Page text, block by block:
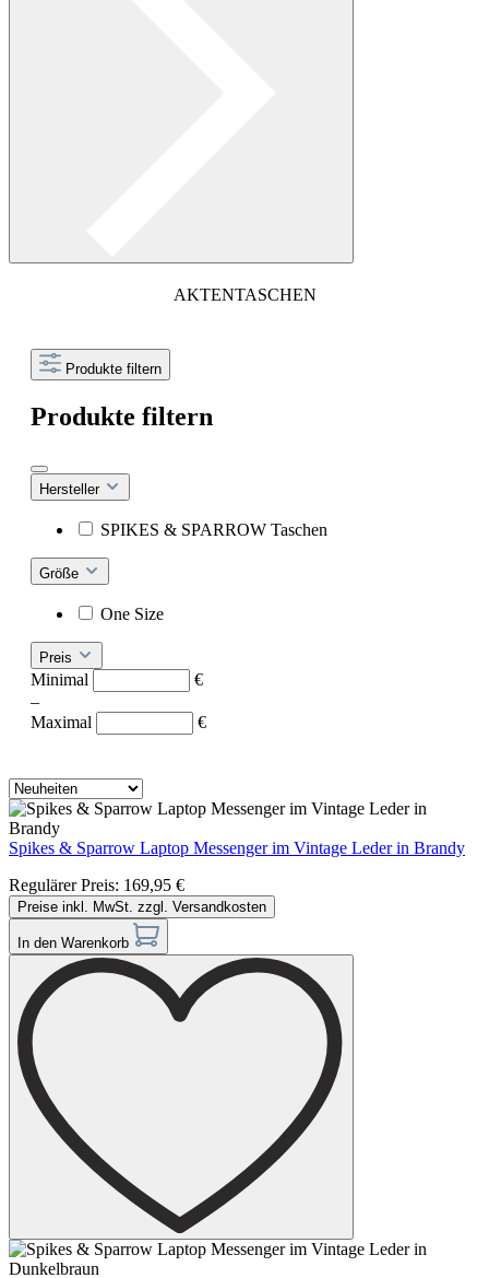
AKTENTASCHEN
Produkte filtern
Produkte filtern
Hersteller
SPIKES & SPARROW Taschen
Größe
One Size
Preis
Minimal
€
–
Maximal
€
Spikes & Sparrow Laptop Messenger im Vintage Leder in Brandy
Regulärer Preis: 169,95 €
Preise inkl. MwSt. zzgl. Versandkosten
In den Warenkorb